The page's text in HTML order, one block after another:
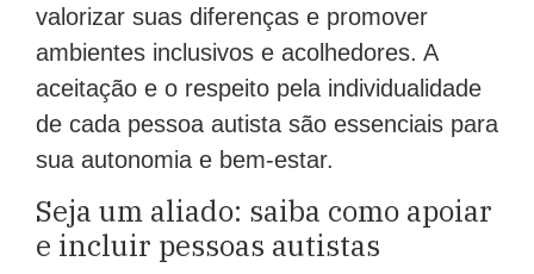
valorizar suas diferenças e promover
ambientes inclusivos e acolhedores. A
aceitação e o respeito pela individualidade
de cada pessoa autista são essenciais para
sua autonomia e bem-estar.
Seja um aliado: saiba como apoiar
e incluir pessoas autistas